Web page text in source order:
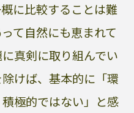
に比較することは難
て自然にも恵まれて
真剣に取り組んでい
けば、基本的に「環
極的ではない」と感